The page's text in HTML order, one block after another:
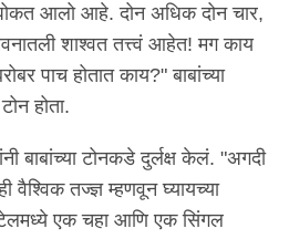
आलो आहे. दोन अधिक दोन चार,
शाश्वत तत्त्वं आहेत! मग काय
पाच होतात काय?" बाबांच्या
होता.
बाबांच्या टोनकडे दुर्लक्ष केलं. "अगदी
वैश्विक तज्ज्ञ म्हणवून घ्यायच्या
एक चहा आणि एक सिंगल